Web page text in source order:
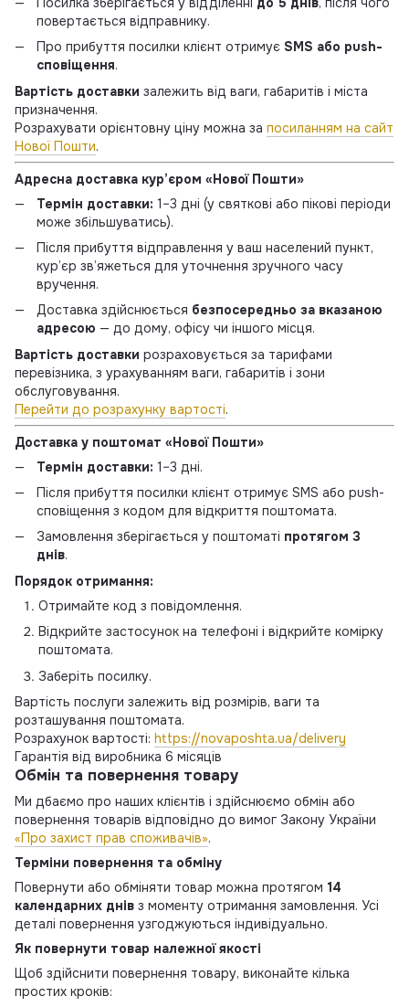
повертається відправнику.
Про прибуття посилки клієнт отримує SMS або push-
сповіщення.
Вартість доставки залежить від ваги, габаритів і міста
призначення.
Розрахувати орієнтовну ціну можна за посиланням на сайт
Нової Пошти.
Адресна доставка кур’єром «Нової Пошти»
Термін доставки: 1–3 дні (у святкові або пікові періоди
може збільшуватись).
Після прибуття відправлення у ваш населений пункт,
кур’єр зв’яжеться для уточнення зручного часу
вручення.
Доставка здійснюється безпосередньо за вказаною
адресою — до дому, офісу чи іншого місця.
Вартість доставки розраховується за тарифами
перевізника, з урахуванням ваги, габаритів і зони
обслуговування.
Перейти до розрахунку вартості.
Доставка у поштомат «Нової Пошти»
Термін доставки: 1–3 дні.
Після прибуття посилки клієнт отримує SMS або push-
сповіщення з кодом для відкриття поштомата.
Замовлення зберігається у поштоматі протягом 3
днів.
Порядок отримання:
Отримайте код з повідомлення.
Відкрийте застосунок на телефоні і відкрийте комірку
поштомата.
Заберіть посилку.
Вартість послуги залежить від розмірів, ваги та
розташування поштомата.
Розрахунок вартості: https://novaposhta.ua/delivery
Гарантія від виробника 6 місяців
Обмін та повернення товару
Ми дбаємо про наших клієнтів і здійснюємо обмін або
повернення товарів відповідно до вимог Закону України
«Про захист прав споживачів».
Терміни повернення та обміну
Повернути або обміняти товар можна протягом 14
календарних днів з моменту отримання замовлення. Усі
деталі повернення узгоджуються індивідуально.
Як повернути товар належної якості
Щоб здійснити повернення товару, виконайте кілька
простих кроків: